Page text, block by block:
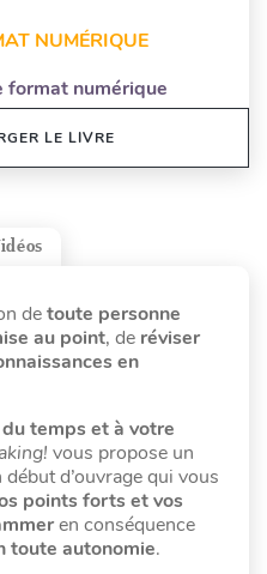
NUMÉRIQUE
format numérique
LE LIVRE
detoute personne
au point, de réviser
en
temps et à votre
vous propose un
début d’ouvrage qui vous
points forts et vos
en conséquence
toute autonomie.